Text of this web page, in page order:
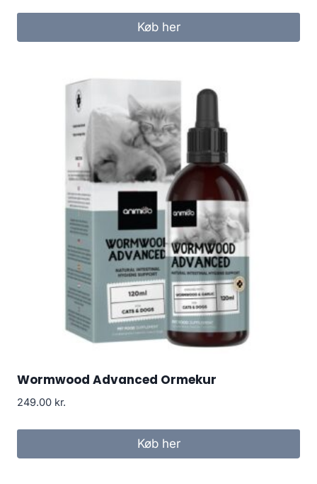
Køb her
Wormwood Advanced Ormekur
249.00 kr.
Køb her